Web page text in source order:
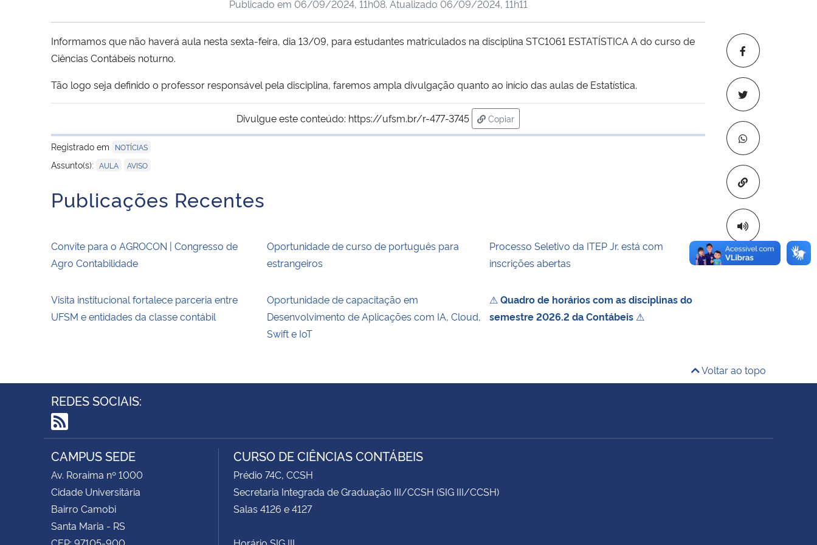
Copiar para
Publicado em 06/09/2024, 11h08. Atualizado 06/09/2024, 11h11
Informamos que não haverá aula nesta sexta-feira, dia 13/09, para estudantes matriculados na disciplina STC1061 ESTATÍSTICA A do curso de
Ciências Contábeis noturno.
Tão logo seja definido o professor responsável pela disciplina, faremos ampla divulgação quanto ao início das aulas de Estatística.
Divulgue este conteúdo: https://ufsm.br/r-477-3745
Copiar
para área de transferência
Registrado em
NOTÍCIAS
Assunto(s): AULA AVISO
Publicações Recentes
Convite para o AGROCON | Congresso de
Agro Contabilidade
Oportunidade de curso de português para
estrangeiros
Processo Seletivo da ITEP Jr. está com
inscrições abertas
Visita institucional fortalece parceria entre
UFSM e entidades da classe contábil
Oportunidade de capacitação em
Desenvolvimento de Aplicações com IA, Cloud,
Swift e IoT
⚠Quadro de horários com as disciplinas do
semestre 2026.2 da Contábeis ⚠
Voltar ao topo
REDES SOCIAIS:
RSS
CAMPUS SEDE
Av. Roraima nº 1000
Cidade Universitária
Bairro Camobi
Santa Maria - RS
CEP: 97105-900
CURSO DE CIÊNCIAS CONTÁBEIS
Prédio 74C, CCSH
Secretaria Integrada de Graduação III/CCSH (SIG III/CCSH)
Salas 4126 e 4127
Horário SIG III